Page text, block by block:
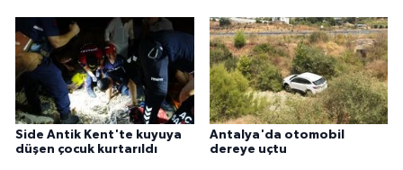
Side Antik Kent'te kuyuya
düşen çocuk kurtarıldı
Antalya'da otomobil
dereye uçtu